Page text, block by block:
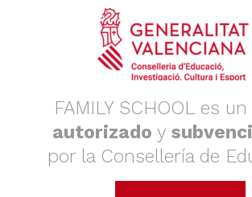
FAMILY SCHOOL es
autorizado y
por la Consellería de